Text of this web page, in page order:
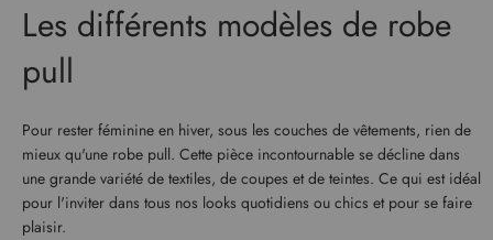
Les différents modèles de robe
pull
Pour rester féminine en hiver, sous les couches de vêtements, rien de
mieux qu'une robe pull. Cette pièce incontournable se décline dans
une grande variété de textiles, de coupes et de teintes. Ce qui est idéal
pour l'inviter dans tous nos looks quotidiens ou chics et pour se faire
plaisir.